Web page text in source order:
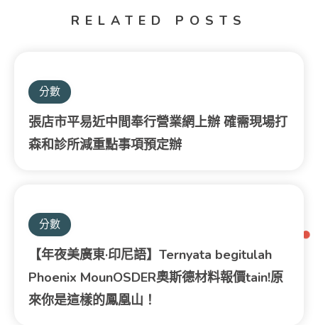
RELATED POSTS
分數
張店市平易近中間奉行營業網上辦 確需現場打
森和診所減重點事項預定辦
分數
【年夜美廣東·印尼語】Ternyata begitulah
Phoenix MounOSDER奧斯德材料報價tain!原
來你是這樣的鳳凰山！